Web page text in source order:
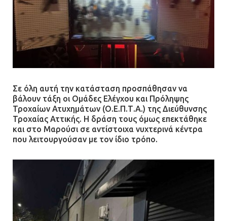
Τηλεφωνικές απάτες με λεία
130.000 ευρώ στην Αττική
13.07.2026 | 20:44
Ασπρόπυργος: Πέθανε ένας από
τους σοβαρά εγκαυματίες της
μεγάλης έκρηξης στο εργοστάσιο
12.07.2026 | 15:07
Άργος: Στη φυλακή οι δύο
αστυνομικοί για τους
πυροβολισμούς κατά του 20χρονου
με αναπηρία
11.07.2026 | 22:59
Σε όλη αυτή την κατάσταση προσπάθησαν να
βάλουν τάξη οι Ομάδες Ελέγχου και Πρόληψης
Τροχαίων Ατυχημάτων (Ο.Ε.Π.Τ.Α.) της Διεύθυνσης
Τροχαίας Αττικής. Η δράση τους όμως επεκτάθηκε
και στο Μαρούσι σε αντίστοιχα νυχτερινά κέντρα
που λειτουργούσαν με τον ίδιο τρόπο.